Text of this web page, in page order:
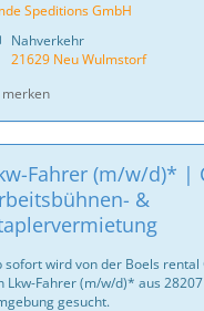
Speditions GmbH
Nahverkehr
21629 Neu Wulmstorf
merken
Fahrer (m/w/d)* |
&
sofort wird von der Boels rental
Lkw-Fahrer (m/w/d)* aus
gesucht.